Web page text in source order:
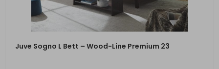
ZUM PRODUKT
Juve Sogno L Bett – Wood-Line Premium 23